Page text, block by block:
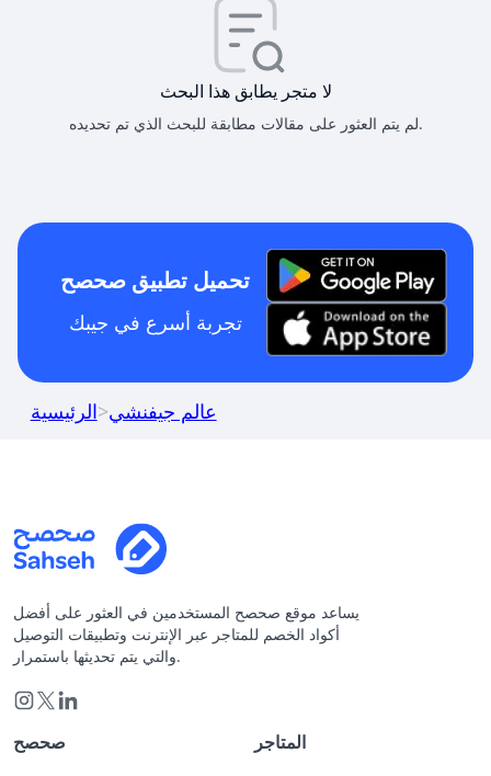
لا متجر يطابق هذا البحث
لم يتم العثور على مقالات مطابقة للبحث الذي تم تحديده.
تحميل تطبيق صحصح
تجربة أسرع في جيبك
الرئيسية>عالم جيفنشي
يساعد موقع صحصح المستخدمين في العثور على أفضل
أكواد الخصم للمتاجر عبر الإنترنت وتطبيقات التوصيل
والتي يتم تحديثها باستمرار.
صحصح المتاجر